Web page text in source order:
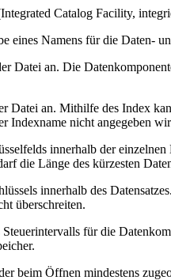
Catalog Facility,
eines Namens für die Daten-
Datei an. Die
Datei an. Mithilfe des Index
Indexname nicht angegeben
innerhalb der
die Länge des kürzesten
innerhalb des
überschreiten.
für die
beim Öffnen mindestens